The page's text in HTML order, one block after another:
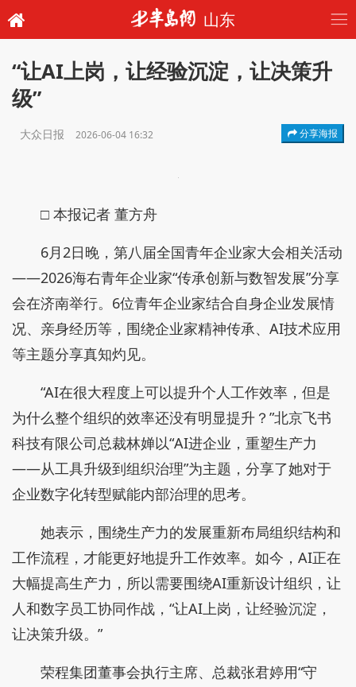
山东
“让AI上岗，让经验沉淀，让决策升
级”
大众日报 2026-06-04 16:32 分享海报
□ 本报记者 董方舟
6月2日晚，第八届全国青年企业家大会相关活动
——2026海右青年企业家“传承创新与数智发展”分享
会在济南举行。6位青年企业家结合自身企业发展情
况、亲身经历等，围绕企业家精神传承、AI技术应用
等主题分享真知灼见。
“AI在很大程度上可以提升个人工作效率，但是
为什么整个组织的效率还没有明显提升？”北京飞书
科技有限公司总裁林婵以“AI进企业，重塑生产力
——从工具升级到组织治理”为主题，分享了她对于
企业数字化转型赋能内部治理的思考。
她表示，围绕生产力的发展重新布局组织结构和
工作流程，才能更好地提升工作效率。如今，AI正在
大幅提高生产力，所以需要围绕AI重新设计组织，让
人和数字员工协同作战，“让AI上岗，让经验沉淀，
让决策升级。”
荣程集团董事会执行主席、总裁张君婷用“守